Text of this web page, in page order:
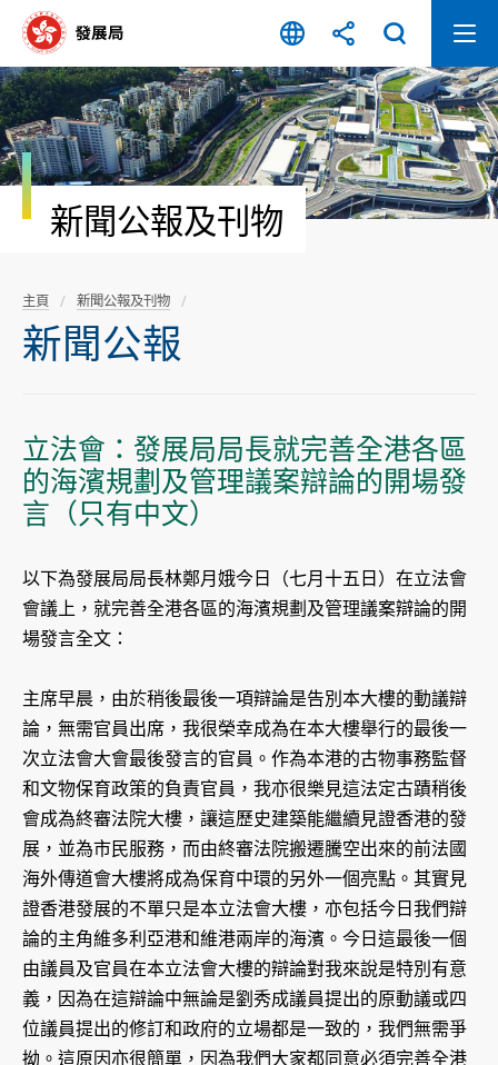
容
開
始
新聞公報及刊物
主頁 新聞公報及刊物
新聞公報
立法會：發展局局長就完善全港各區
的海濱規劃及管理議案辯論的開場發
言（只有中文）
以下為發展局局長林鄭月娥今日（七月十五日）在立法會
會議上，就完善全港各區的海濱規劃及管理議案辯論的開
場發言全文：
主席早晨，由於稍後最後一項辯論是告別本大樓的動議辯
論，無需官員出席，我很榮幸成為在本大樓舉行的最後一
次立法會大會最後發言的官員。作為本港的古物事務監督
和文物保育政策的負責官員，我亦很樂見這法定古蹟稍後
會成為終審法院大樓，讓這歷史建築能繼續見證香港的發
展，並為市民服務，而由終審法院搬遷騰空出來的前法國
海外傳道會大樓將成為保育中環的另外一個亮點。其實見
證香港發展的不單只是本立法會大樓，亦包括今日我們辯
論的主角維多利亞港和維港兩岸的海濱。今日這最後一個
由議員及官員在本立法會大樓的辯論對我來說是特別有意
義，因為在這辯論中無論是劉秀成議員提出的原動議或四
位議員提出的修訂和政府的立場都是一致的，我們無需爭
拗。這原因亦很簡單，因為我們大家都同意必須完善全港